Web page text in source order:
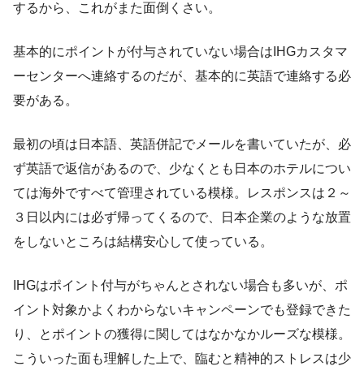
するから、これがまた面倒くさい。
基本的にポイントが付与されていない場合はIHGカスタマ
ーセンターへ連絡するのだが、基本的に英語で連絡する必
要がある。
最初の頃は日本語、英語併記でメールを書いていたが、必
ず英語で返信があるので、少なくとも日本のホテルについ
ては海外ですべて管理されている模様。レスポンスは２～
３日以内には必ず帰ってくるので、日本企業のような放置
をしないところは結構安心して使っている。
IHGはポイント付与がちゃんとされない場合も多いが、ポ
イント対象かよくわからないキャンペーンでも登録できた
り、とポイントの獲得に関してはなかなかルーズな模様。
こういった面も理解した上で、臨むと精神的ストレスは少